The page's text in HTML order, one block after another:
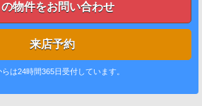
の物件をお問い合わせ
来店予約
は24時間365日受付しています。